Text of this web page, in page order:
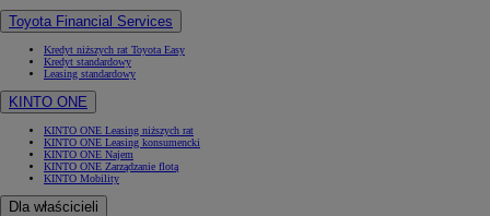
Toyota Financial Services
Kredyt niższych rat Toyota Easy
Kredyt standardowy
Leasing standardowy
KINTO ONE
KINTO ONE Leasing niższych rat
KINTO ONE Leasing konsumencki
KINTO ONE Najem
KINTO ONE Zarządzanie flotą
KINTO Mobility
Dla właścicieli